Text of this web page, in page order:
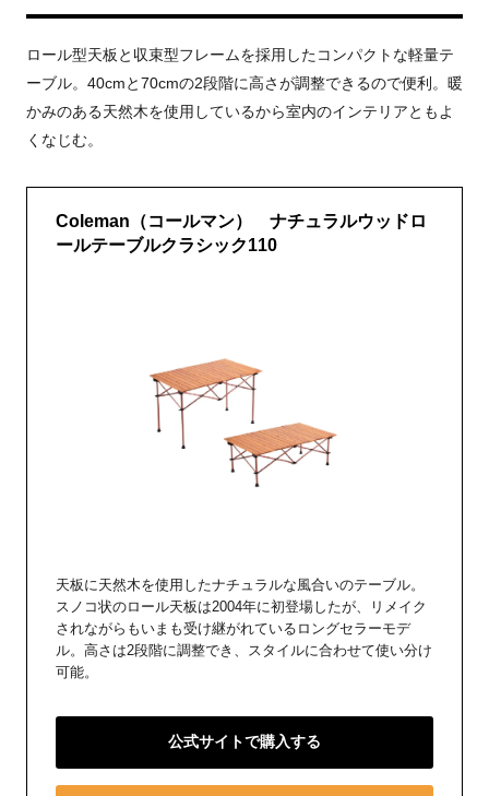
ロール型天板と収束型フレームを採用したコンパクトな軽量テ
ーブル。40cmと70cmの2段階に高さが調整できるので便利。暖
かみのある天然木を使用しているから室内のインテリアともよ
くなじむ。
Coleman（コールマン） ナチュラルウッドロ
ールテーブルクラシック110
天板に天然木を使用したナチュラルな風合いのテーブル。
スノコ状のロール天板は2004年に初登場したが、リメイク
されながらもいまも受け継がれているロングセラーモデ
ル。高さは2段階に調整でき、スタイルに合わせて使い分け
可能。
公式サイトで購入する